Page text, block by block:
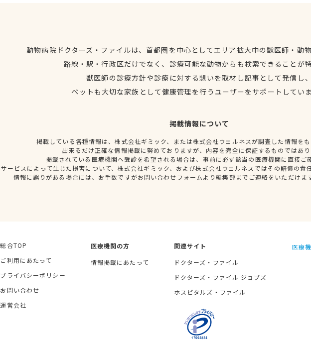
動物病院ドクターズ・ファイルは、首都圏を中心としてエリア拡大中の獣医師・動
路線・駅・行政区だけでなく、診療可能な動物からも検索できることが
獣医師の診療方針や診療に対する想いを取材し記事として発信し
ペットも大切な家族として健康管理を行うユーザーをサポートしてい
掲載情報について
掲載している各種情報は、株式会社ギミック、または株式会社ウェルネスが調査した情報を
出来るだけ正確な情報掲載に努めておりますが、内容を完全に保証するものではあ
掲載されている医療機関へ受診を希望される場合は、事前に必ず該当の医療機関に直接ご
サービスによって生じた損害について、株式会社ギミック、および株式会社ウェルネスではその賠償の責
情報に誤りがある場合には、お手数ですがお問い合わせフォームより編集部までご連絡をいただけま
総合TOP
ご利用にあたって
プライバシーポリシー
お問い合わせ
運営会社
医療機関の方
情報掲載にあたって
関連サイト
ドクターズ・ファイル
ドクターズ・ファイル ジョブズ
ホスピタルズ・ファイル
医療